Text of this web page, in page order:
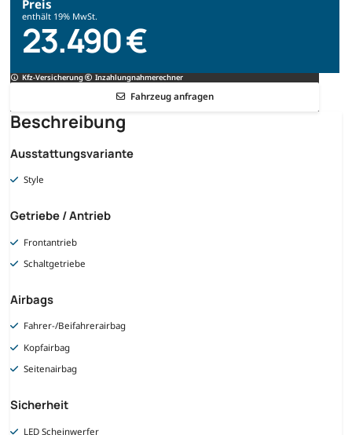
Preis
enthält 19% MwSt.
23.490 €
Kfz-Versicherung Inzahlungnahmerechner
Fahrzeug anfragen
Beschreibung
Ausstattungsvariante
Style
Getriebe / Antrieb
Frontantrieb
Schaltgetriebe
Airbags
Fahrer-/Beifahrerairbag
Kopfairbag
Seitenairbag
Sicherheit
LED Scheinwerfer